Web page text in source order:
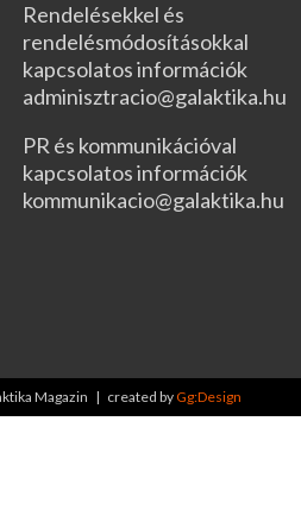
Rendelésekkel és
rendelésmódosításokkal
kapcsolatos információk
adminisztracio@galaktika.hu
PR és kommunikációval
kapcsolatos információk
kommunikacio@galaktika.hu
Magazin | created byGg:Design